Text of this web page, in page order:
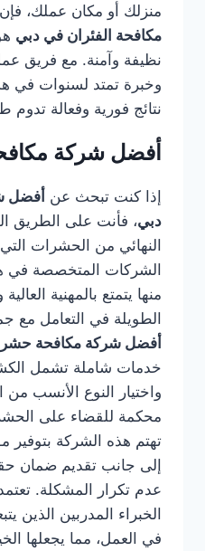
منزلك أو مكان عملك،
مكافحة الفئران في دبي
نظيفة وآمنة. مع فريق
وخبرة تمتد لسنوات في
نتائج فورية وفعالة تدوم
أفضل شركة
إذا كنت تبحث عن أفضل
دبي، فأنت على الطريق
النهائي من الحشرات
الشركات المتخصصة في
منها يتمتع بالمهنية
الطويلة في التعامل مع
أفضل شركة مكافحة
خدمات شاملة تشمل
واختيار النوع الأنسب من
محكمة للقضاء على
تهتم هذه الشركة بتوفير
إلى جانب تقديم ضمان
عدم تكرار المشكلة.
الخبراء المدربين الذين
في العمل، مما يجعلها